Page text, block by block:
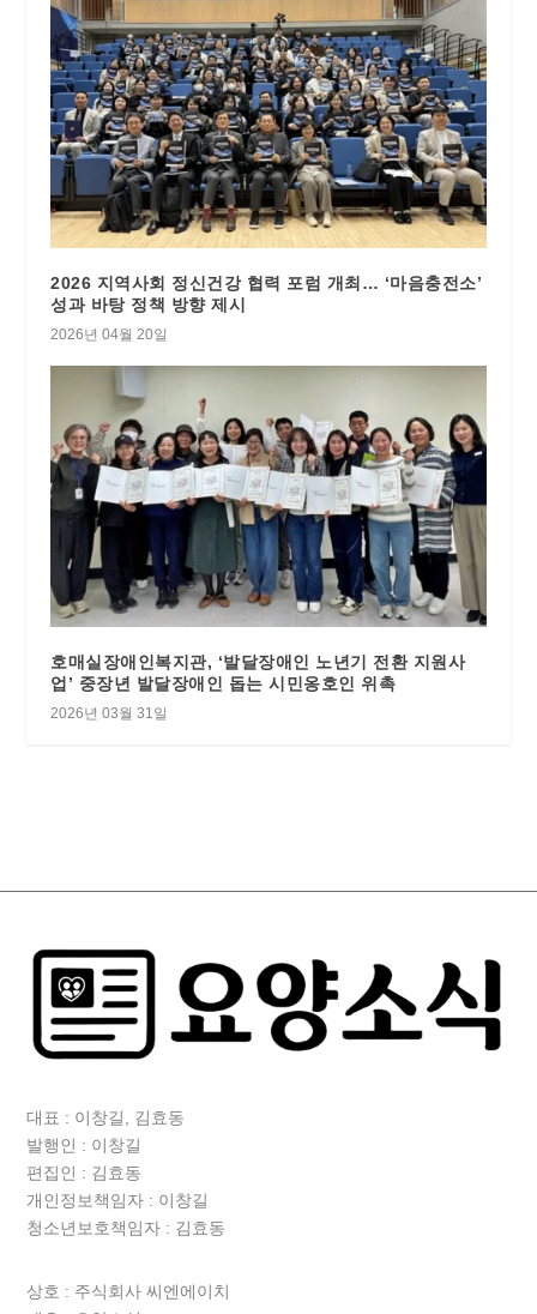
2026 지역사회 정신건강 협력 포럼 개최… ‘마음충전소’
성과 바탕 정책 방향 제시
2026년 04월 20일
호매실장애인복지관, ‘발달장애인 노년기 전환 지원사
업’ 중장년 발달장애인 돕는 시민옹호인 위촉
2026년 03월 31일
대표 : 이창길, 김효동
발행인 : 이창길
편집인 : 김효동
개인정보책임자 : 이창길
청소년보호책임자 : 김효동
상호 : 주식회사 씨엔에이치